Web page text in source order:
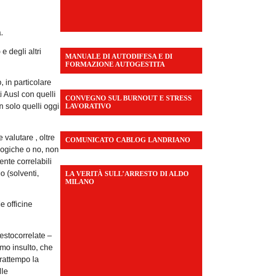
e degli altri
in particolare
Ausl con quelli
solo quelli oggi
valutare , oltre
o no, non
correlabili
(solventi,
officine
–
insulto, che
la
MANUALE DI AUTODIFESA E DI
FORMAZIONE AUTOGESTITA
CONVEGNO SUL BURNOUT E STRESS
LAVORATIVO
COMUNICATO CABLOG LANDRIANO
LA VERITÀ SULL’ARRESTO DI ALDO
MILANO